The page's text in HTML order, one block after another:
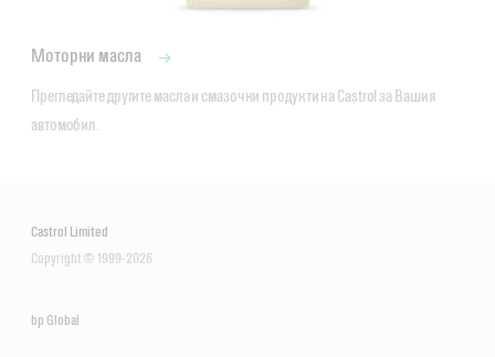
Антифриз без нитрити, амини и фосфати за съвременните
мощни двигатели на автомобилите и камионите.
Удовлетворява или надвишава изискванията на
Моторни масла
Прегледайте другите масла и смазочни продукти на Castrol за Вашия
автомобил.
Castrol Limited
Copyright © 1999-2026
bp Global